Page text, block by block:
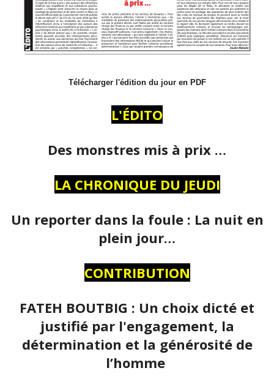
Télécharger l'édition du jour en PDF
L'ÉDITO
Des monstres mis à prix …
LA CHRONIQUE DU JEUDI
Un reporter dans la foule : La nuit en
plein jour…
CONTRIBUTION
FATEH BOUTBIG : Un choix dicté et
justifié par l'engagement, la
détermination et la générosité de
l’homme